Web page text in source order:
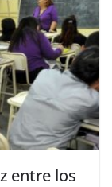
entre los